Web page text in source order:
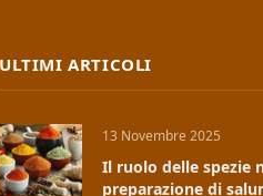
ULTIMI ARTICOLI
13 Novembre 2025
Il ruolo delle spezie
preparazione di